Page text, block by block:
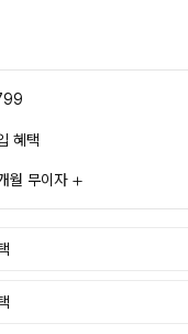
혜택
월 무이자